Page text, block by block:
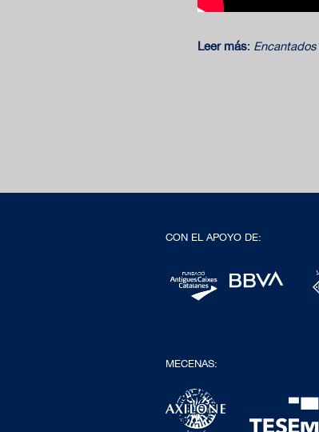
Leer más:
CON EL APOYO DE:
MECENAS: